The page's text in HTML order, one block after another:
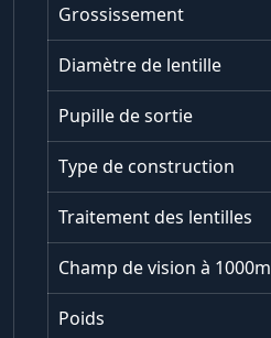
Grossissement
Diamètre de lentille
Pupille de sortie
Type de construction
Traitement des lentilles
Champ de vision à 1000m
Poids